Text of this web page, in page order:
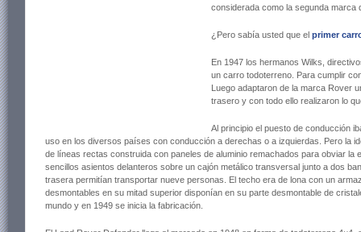
considerada como la segunda marca
¿Pero sabía usted que el primer
En 1947 los hermanos Wilks,
un carro todoterreno. Para cumplir
Luego adaptaron de la marca Rover
trasero y con todo ello realizaron lo
Al principio el puesto de conducción
uso en los diversos países con conducción a derechas o a izquierdas. Pero la
de líneas rectas construida con paneles de aluminio remachados para obviar
sencillos asientos delanteros sobre un cajón metálico transversal junto a dos
trasera permitían transportar nueve personas. El techo era de lona con un
desmontables en su mitad superior disponían en su parte desmontable de
mundo y en 1949 se inicia la fabricación.